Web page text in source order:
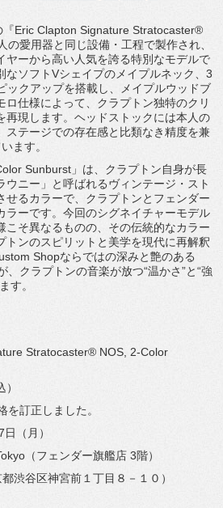
Eric Clapton Signature Stratocaster®
の愛用器と同じ設備・ 工程で製作され、
ヤーから高い人気を誇る特別なモデルで
ソフトVシェイプのメイプルネック、 3
クアップを搭載し、
メイプルウッドブ
仕様によって、 クラプトン独特のクリ
現します。 ヘッドストックには本人の
ステージでの存在感と比類なき精度を兼
います。
Sunburst」は、クラプトン自身が長
ウニー」と呼ばれるヴィンテージ・ スト
るカラーで、 クラプトンとフェンダー
ーです。 今回のシグネイチャーモデル
そ異なるものの、 その伝統的なカラー
トンのスピリットと 美学を現代に再解釈
Shopならではの深みと艶のある
、 クラプトンの音楽が放つ“温かさ”と“強
す。
Stratocaster® NOS, 2-Color
訂正しました。
（月）
（フェンダー旗艦店 3階）
渋谷区神宮前１丁目８－１０）